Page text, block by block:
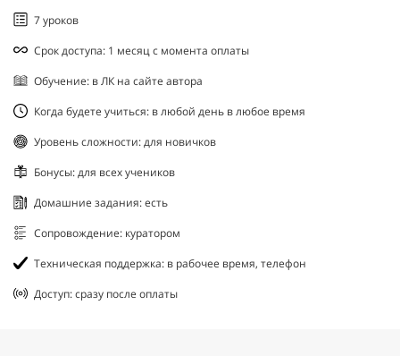
7 уроков
Срок доступа: 1 месяц с момента оплаты
Обучение: в ЛК на сайте автора
Когда будете учиться: в любой день в любое время
Уровень сложности: для новичков
Бонусы: для всех учеников
Домашние задания: есть
Сопровождение: куратором
Техническая поддержка: в рабочее время, телефон
Доступ: сразу после оплаты